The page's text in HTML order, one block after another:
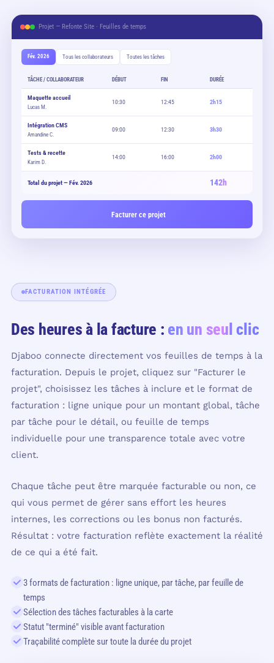
Projet — Refonte Site · Feuilles de temps
Fév. 2026 Tous les collaborateurs Toutes les tâches
TÂCHE / COLLABORATEUR DÉBUT FIN DURÉE
Maquette accueil
Lucas M.
10:30 12:45 2h15
Intégration CMS
Amandine C.
09:00 12:30 3h30
Tests & recette
Karim D.
14:00 16:00 2h00
Total du projet — Fév. 2026 142h
Facturer ce projet
FACTURATION INTÉGRÉE
Des heures à la facture : en un seul clic
Djaboo connecte directement vos feuilles de temps à la
facturation. Depuis le projet, cliquez sur "Facturer le
projet", choisissez les tâches à inclure et le format de
facturation : ligne unique pour un montant global, tâche
par tâche pour le détail, ou feuille de temps
individuelle pour une transparence totale avec votre
client.
Chaque tâche peut être marquée facturable ou non, ce
qui vous permet de gérer sans effort les heures
internes, les corrections ou les bonus non facturés.
Résultat : votre facturation reflète exactement la réalité
de ce qui a été fait.
3 formats de facturation : ligne unique, par tâche, par feuille de
temps
Sélection des tâches facturables à la carte
Statut "terminé" visible avant facturation
Traçabilité complète sur toute la durée du projet